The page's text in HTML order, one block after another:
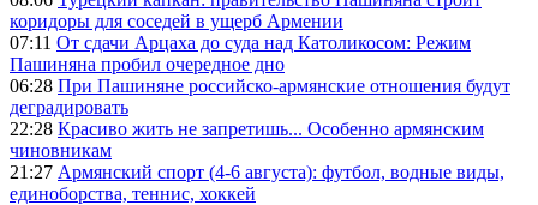
коридоры для соседей в ущерб Армении
07:11 От сдачи Арцаха до суда над Католикосом: Режим
Пашиняна пробил очередное дно
06:28 При Пашиняне российско-армянские отношения будут
деградировать
22:28 Красиво жить не запретишь... Особенно армянским
чиновникам
21:27 Армянский спорт (4-6 августа): футбол, водные виды,
единоборства, теннис, хоккей